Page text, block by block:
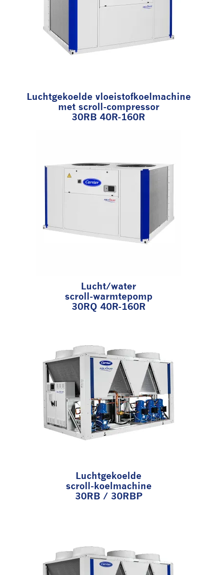
Luchtgekoelde vloeistofkoelmachine
met scroll-compressor
30RB 40R-160R
Lucht/water
scroll-warmtepomp
30RQ 40R-160R
Luchtgekoelde
scroll-koelmachine
30RB / 30RBP